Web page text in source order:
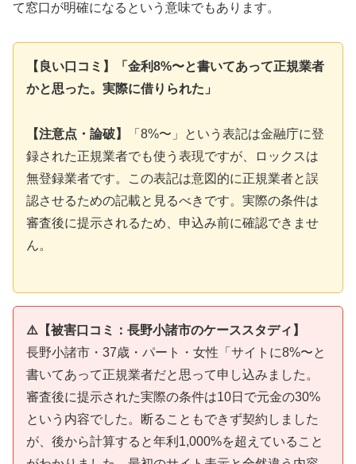
て窓口が明確になるという意味でもあります。
【良い口コミ】「金利8%〜と書いてあって正規業者
かと思った。実際に借りられた」
【注意点・論破】
「8%〜」という表記は金融庁に登
録された正規業者でも使う表現ですが、ロックスは
無登録業者です。この表記は意図的に正規業者と誤
認させるための記載と見るべきです。実際の条件は
審査後に提示されるため、申込み前に確認できませ
ん。
⚠️【被害口コミ：長野小諸市のケーススタディ】
長野小諸市・37歳・パート・女性「サイトに8%〜と
書いてあって正規業者だと思って申し込みました。
審査後に提示された実際の条件は10日で元金の30%
という内容でした。断ることもできず契約しました
が、後から計算すると年利1,000%を超えていること